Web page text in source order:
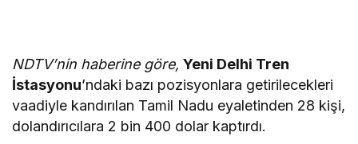
NDTV’nin haberine göre, Yeni Delhi Tren
İstasyonu’ndaki bazı pozisyonlara getirilecekleri
vaadiyle kandırılan Tamil Nadu eyaletinden 28 kişi,
dolandırıcılara 2 bin 400 dolar kaptırdı.